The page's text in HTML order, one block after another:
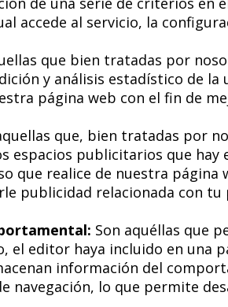
accede al servicio, la
que bien tratadas por
y análisis estadístico de
página web con el fin de
que, bien tratadas por
espacios publicitarios que
que realice de nuestra
publicidad relacionada con tu
Son aquéllas que
el editor haya incluido en una
información del
navegación, lo que permite